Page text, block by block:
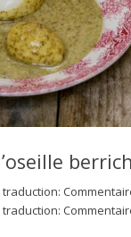
traduction:
traduction: